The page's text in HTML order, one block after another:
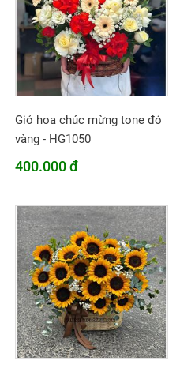
Giỏ hoa chúc mừng tone đỏ
vàng - HG1050
400.000 đ